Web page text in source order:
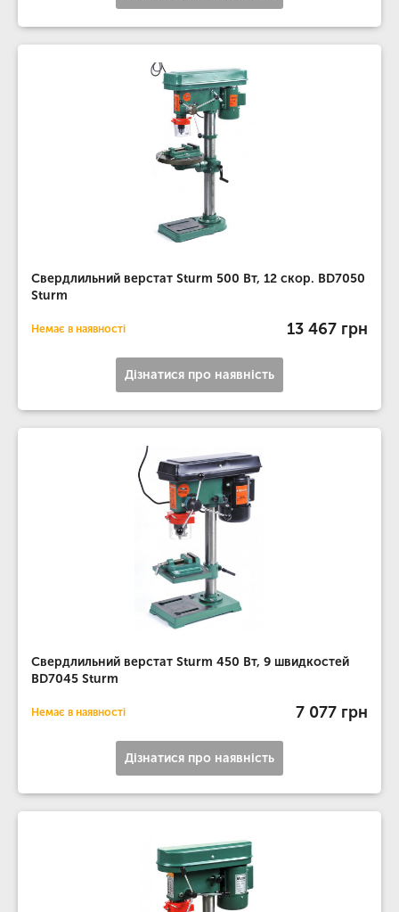
Свердлильний верстат Sturm 500 Вт, 12 скор. BD7050
Sturm
Немає в наявності 13 467 грн
Дізнатися про наявність
Свердлильний верстат Sturm 450 Вт, 9 швидкостей
BD7045 Sturm
Немає в наявності 7 077 грн
Дізнатися про наявність